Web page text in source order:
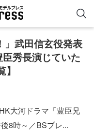
」武田信玄役発表
秀長演じていた
大河ドラマ「豊臣兄
8時～／BSプレ...